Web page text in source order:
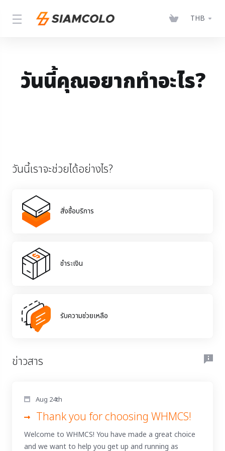
THB
วันนี้คุณอยากทําอะไร?
วันนี้เราจะช่วยได้อย่างไร?
สั่งซื้อบริการ
ชำระเงิน
รับความช่วยเหลือ
ข่าวสาร
Aug 24th
Thank you for choosing WHMCS!
Welcome to WHMCS! You have made a great choice
and we want to help you get up and running as